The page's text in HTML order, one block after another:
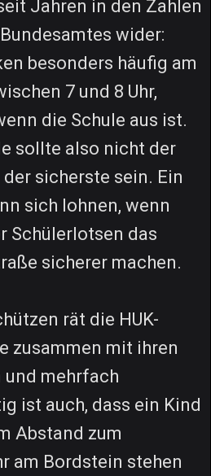
Jahren in den Zahlen
wider:
besonders häufig am
7 und 8 Uhr,
die Schule aus ist.
sollte also nicht der
sicherste sein. Ein
sich lohnen, wenn
Schülerlotsen das
sicherer machen.
rät die HUK-
zusammen mit ihren
und mehrfach
ist auch, dass ein Kind
Abstand zum
am Bordstein stehen